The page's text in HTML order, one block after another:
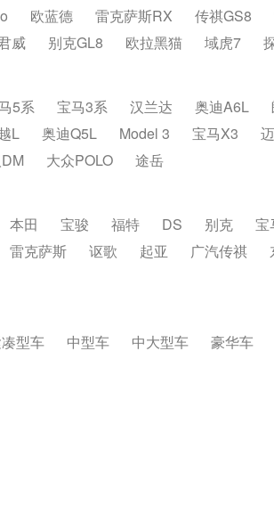
欧蓝德 雷克萨斯RX 传祺GS8
威 别克GL8 欧拉黑猫 域虎7
5系 宝马3系 汉兰达 奥迪A6L
L 奥迪Q5L Model 3 宝马X3
大众POLO 途岳
本田 宝骏 福特 DS 别克 宝
雷克萨斯 讴歌 起亚 广汽传祺
型车 中型车 中大型车 豪华车